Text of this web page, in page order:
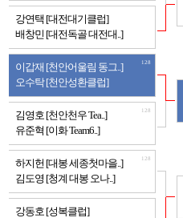
강연택 [대전대기클럽]
배창민 [대전독골 대전대..]
이갑재 [천안어울림 동그..]
오수탁 [천안성환클럽]
128
김영호 [천안천우 Tea..]
유준혁 [이화 Team6..]
128
하지헌 [대봉 세종첫마을..]
김도영 [청계 대봉 오나..]
128
강동호 [성복클럽]